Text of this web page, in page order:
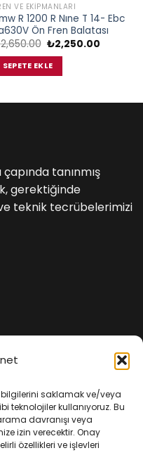
saklamak ve/veya
teknolojiler kullanıyoruz. Bu
davranışı veya
izin verecektir. Onay
özellikleri ve işlevleri
VE EKIPMANLARI
R 1200 R Nıne T 14- Ebc
Ön Fren Balatası
2,650.00 Orijinal
fiyat:
₺2,650.00.
₺2,250.00Şu
SEPETE EKLE
tanınmış
gerektiğinde
teknik tecrübelerimizi